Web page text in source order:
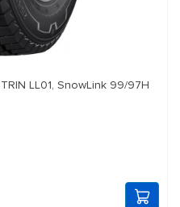
LL01, SnowLink 99/97H